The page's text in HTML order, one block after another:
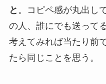
と 。コピペ感が丸出し
の人、誰にでも送って
考えてみれば当たり前
たら同じことを思う。